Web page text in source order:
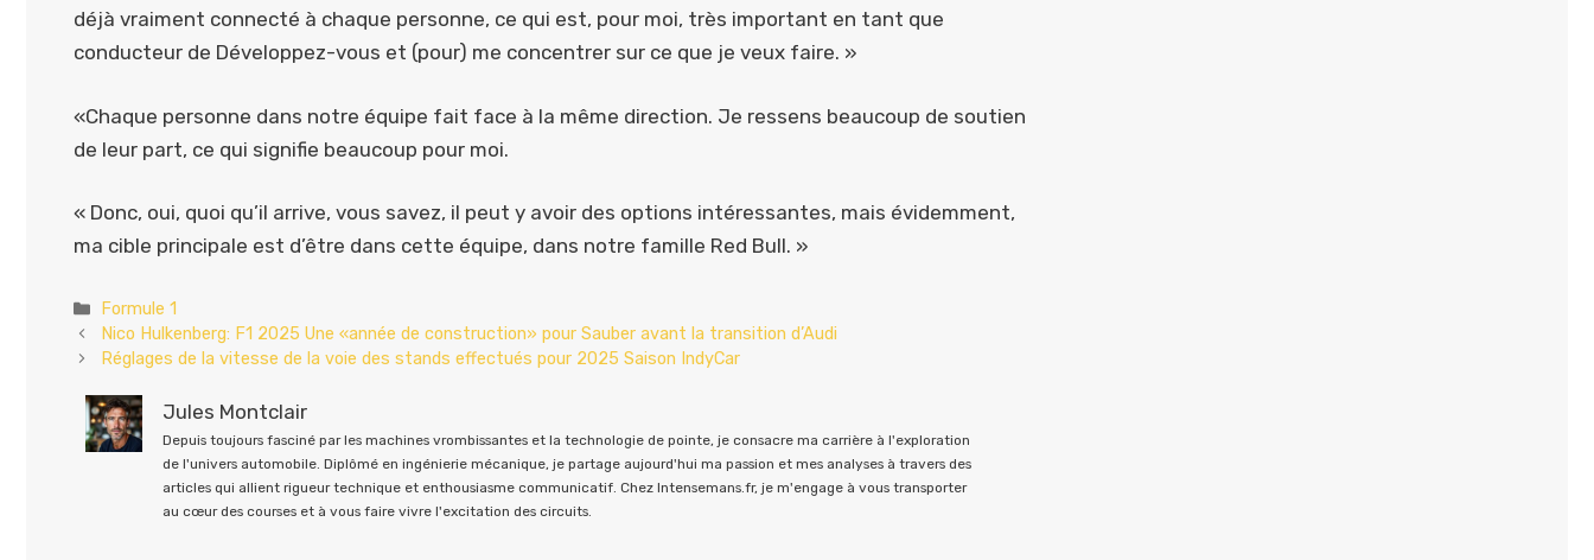
déjà vraiment connecté à chaque personne, ce qui est, pour moi, très important en tant que
conducteur de Développez-vous et (pour) me concentrer sur ce que je veux faire. »
«Chaque personne dans notre équipe fait face à la même direction. Je ressens beaucoup de soutien
de leur part, ce qui signifie beaucoup pour moi.
« Donc, oui, quoi qu’il arrive, vous savez, il peut y avoir des options intéressantes, mais évidemment,
ma cible principale est d’être dans cette équipe, dans notre famille Red Bull. »
Catégories
Formule 1
Nico Hulkenberg: F1 2025 Une «année de construction» pour Sauber avant la transition d’Audi
Réglages de la vitesse de la voie des stands effectués pour 2025 Saison IndyCar
Jules Montclair
Depuis toujours fasciné par les machines vrombissantes et la technologie de pointe, je consacre ma carrière à l'exploration
de l'univers automobile. Diplômé en ingénierie mécanique, je partage aujourd'hui ma passion et mes analyses à travers des
articles qui allient rigueur technique et enthousiasme communicatif. Chez Intensemans.fr, je m'engage à vous transporter
au cœur des courses et à vous faire vivre l'excitation des circuits.